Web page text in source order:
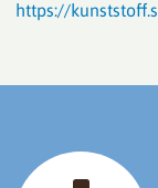
https://